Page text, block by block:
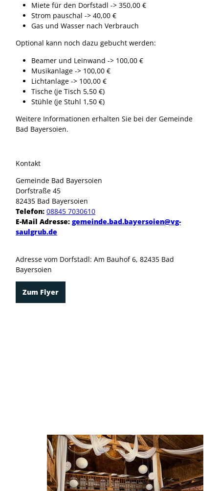
Miete für den Dorfstadl -> 350,00 €
Strom pauschal -> 40,00 €
Gas und Wasser nach Verbrauch
Optional kann noch dazu gebucht werden:
Beamer und Leinwand -> 100,00 €
Musikanlage -> 100,00 €
Lichtanlage -> 100,00 €
Tische (je Tisch 5,50 €)
Stühle (je Stuhl 1,50 €)
Weitere Informationen erhalten Sie bei der Gemeinde
Bad Bayersoien.
Kontakt
Gemeinde Bad Bayersoien
Dorfstraße 45
82435 Bad Bayersoien
Telefon: 08845 7030610
E-Mail Adresse: gemeinde.bad.bayersoien@vg-
saulgrub.de
Adresse vom Dorfstadl: Am Bauhof 6, 82435 Bad
Bayersoien
Zum Flyer